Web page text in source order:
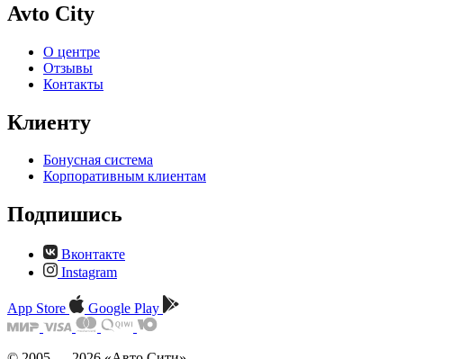
Avto City
О центре
Отзывы
Контакты
Клиенту
Бонусная система
Корпоративным клиентам
Подпишись
Вконтакте
Instagram
App Store Google Play